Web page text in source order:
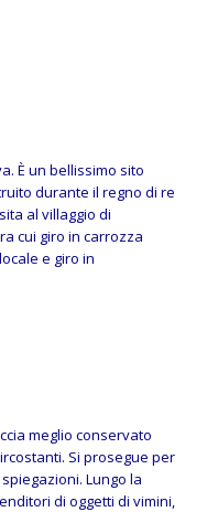
È un bellissimo sito
durante il regno di re
al villaggio di
cui giro in carrozza
e giro in
meglio conservato
Si prosegue per
Lungo la
di oggetti di vimini,